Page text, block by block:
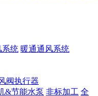
系统 暖通通风系统
阀执行器
&节能水泵 非标加工 全